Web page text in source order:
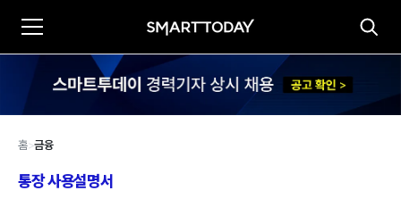
홈>금융
통장 사용설명서